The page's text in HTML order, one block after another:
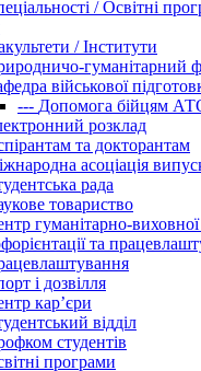
/ Освітні
/ Інститути
гуманітарний
військової
--- Допомога бійцям
розклад
та докторантам
асоціація
рада
товариство
гуманітарно-
та
і дозвілля
кар’єри
відділ
студентів
програми